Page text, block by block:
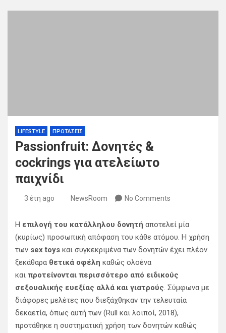
LIFESTYLE ΠΡΟΤΑΣΕΙΣ
Passionfruit: Δονητές &
cockrings για ατελείωτο
παιχνίδι
3 έτη ago NewsRoom No Comments
Η επιλογή του κατάλληλου δονητή αποτελεί μία
(κυρίως) προσωπική απόφαση του κάθε ατόμου. Η χρήση
των sex toys και συγκεκριμένα των δονητών έχει πλέον
ξεκάθαρα θετικά οφέλη καθώς ολοένα
και προτείνονται περισσότερο από ειδικούς
σεξουαλικής ευεξίας αλλά και γιατρούς. Σύμφωνα με
διάφορες μελέτες που διεξάχθηκαν την τελευταία
δεκαετία, όπως αυτή των (Rull και λοιποί, 2018),
προτάθηκε η συστηματική χρήση των δονητών καθώς